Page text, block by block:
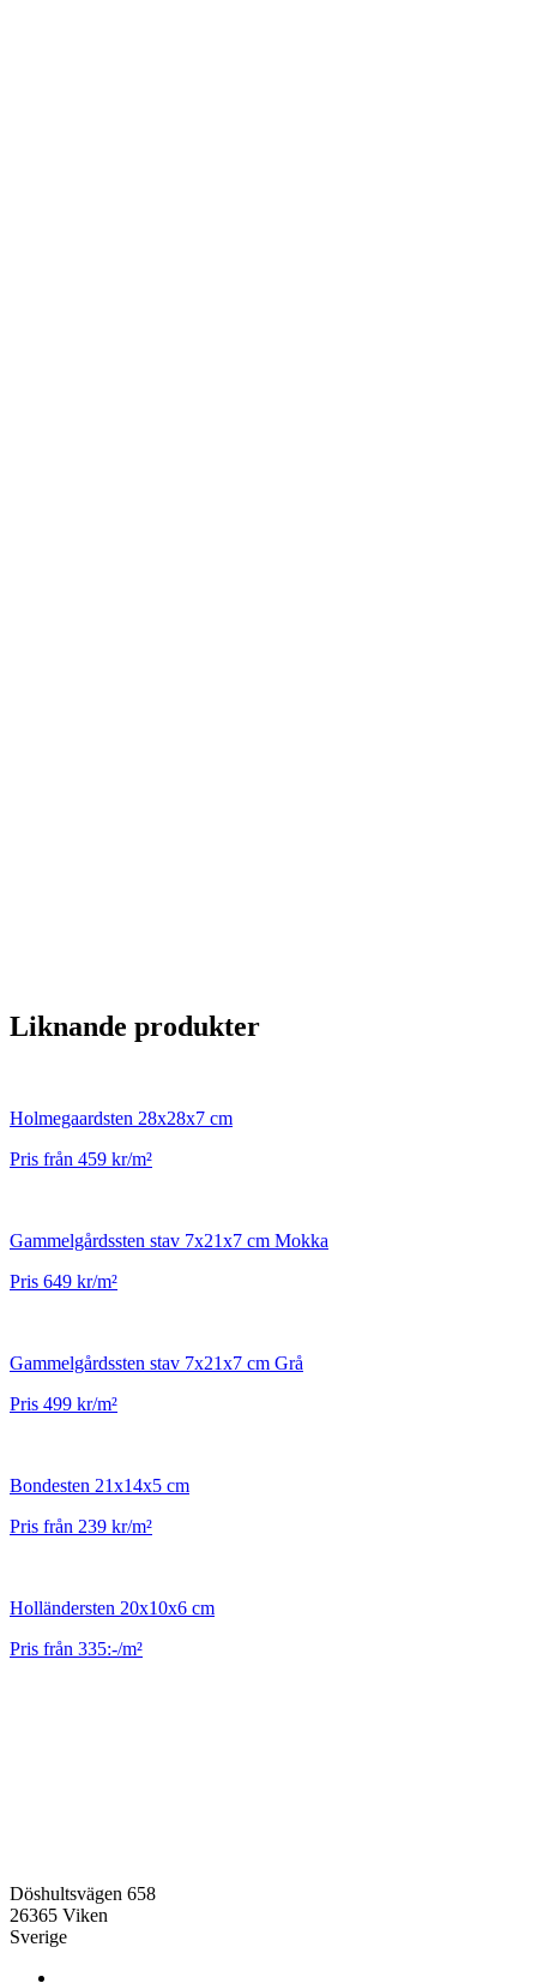
Liknande produkter
Holmegaardsten 28x28x7 cm
Pris från 459 kr/m²
Gammelgårdssten stav 7x21x7 cm Mokka
Pris 649 kr/m²
Gammelgårdssten stav 7x21x7 cm Grå
Pris 499 kr/m²
Bondesten 21x14x5 cm
Pris från 239 kr/m²
Holländersten 20x10x6 cm
Pris från 335:-/m²
Döshultsvägen 658
26365 Viken
Sverige